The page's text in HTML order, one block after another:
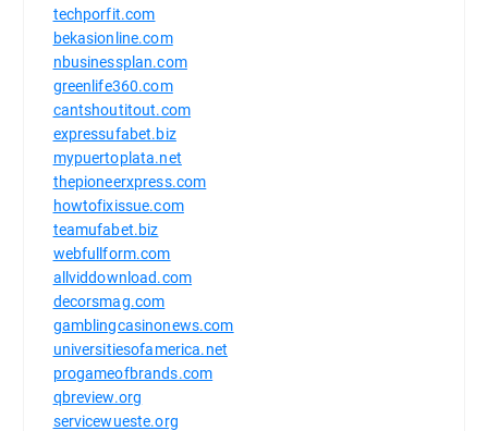
techporfit.com
bekasionline.com
nbusinessplan.com
greenlife360.com
cantshoutitout.com
expressufabet.biz
mypuertoplata.net
thepioneerxpress.com
howtofixissue.com
teamufabet.biz
webfullform.com
allviddownload.com
decorsmag.com
gamblingcasinonews.com
universitiesofamerica.net
progameofbrands.com
qbreview.org
servicewueste.org